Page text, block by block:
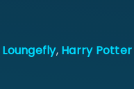
Loungefly,Harry Potter